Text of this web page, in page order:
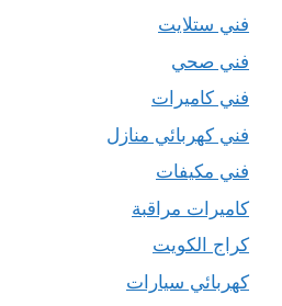
فني ستلايت
فني صحي
فني كاميرات
فني كهربائي منازل
فني مكيفات
كاميرات مراقبة
كراج الكويت
كهربائي سيارات